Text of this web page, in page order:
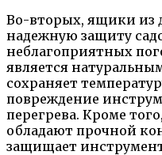
Во-вторых, ящики из
надежную защиту
неблагоприятных
является
сохраняет
повреждение
перегрева. Кроме
обладают прочной
защищает